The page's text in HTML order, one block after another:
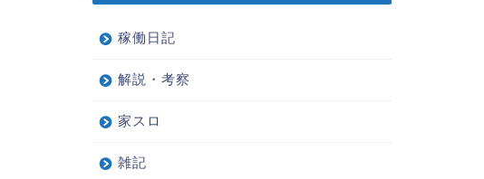
稼働日記
解説・考察
家スロ
雑記